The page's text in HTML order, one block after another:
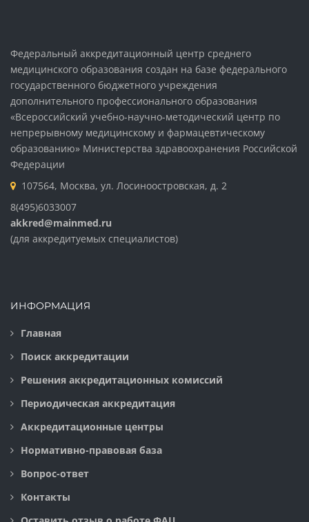
Федеральный аккредитационный центр среднего
медицинского образования создан на базе федерального
государственного бюджетного учреждения
дополнительного профессионального образования
«Всероссийский учебно-научно-методический центр по
непрерывному медицинскому и фармацевтическому
образованию» Министерства здравоохранения Российской
Федерации
107564, Москва, ул. Лосиноостровская, д. 2
8(495)6033007
akkred@mainmed.ru
(для аккредитуемых специалистов)
ИНФОРМАЦИЯ
Главная
Поиск аккредитации
Решения аккредитационных комиссий
Периодическая аккредитация
Аккредитационные центры
Нормативно-правовая база
Вопрос-ответ
Контакты